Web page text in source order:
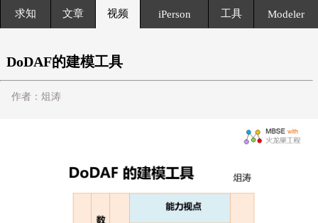
求知 文章 视频 iPerson 工具 Modeler
DoDAF的建模工具
作者：俎涛